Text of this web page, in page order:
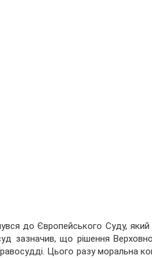
до Європейського Суду,
зазначив, що рішення
Цього разу моральна